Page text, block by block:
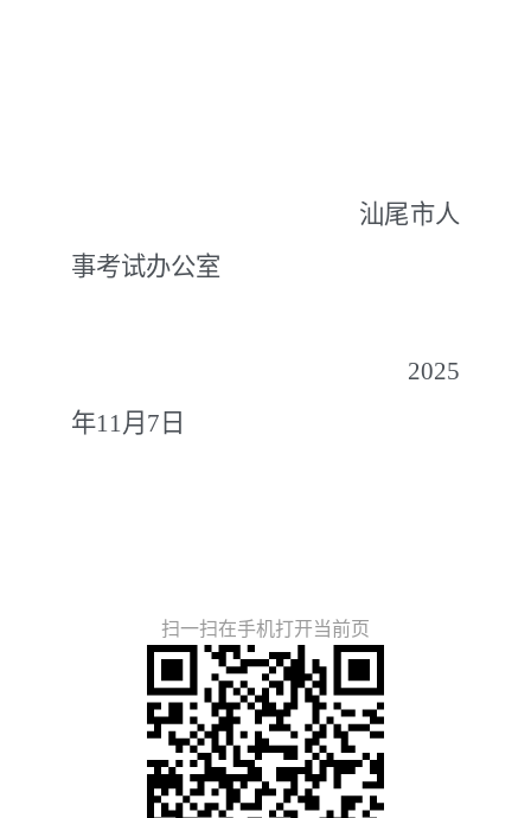
汕尾市人
事考试办公室
2025
年11月 7 日
扫一扫在手机打开当前页